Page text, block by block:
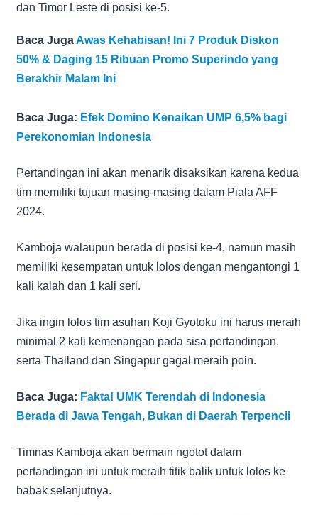
dan Timor Leste di posisi ke-5.
Baca JugaAwas Kehabisan! Ini 7 Produk Diskon
50% & Daging 15 Ribuan Promo Superindo yang
Berakhir Malam Ini
Baca Juga: Efek Domino Kenaikan UMP 6,5% bagi
Perekonomian Indonesia
Pertandingan ini akan menarik disaksikan karena kedua
tim memiliki tujuan masing-masing dalam Piala AFF
2024.
Kamboja walaupun berada di posisi ke-4, namun masih
memiliki kesempatan untuk lolos dengan mengantongi 1
kali kalah dan 1 kali seri.
Jika ingin lolos tim asuhan Koji Gyotoku ini harus meraih
minimal 2 kali kemenangan pada sisa pertandingan,
serta Thailand dan Singapur gagal meraih poin.
Baca Juga: Fakta! UMK Terendah di Indonesia
Berada di Jawa Tengah, Bukan di Daerah Terpencil
Timnas Kamboja akan bermain ngotot dalam
pertandingan ini untuk meraih titik balik untuk lolos ke
babak selanjutnya.